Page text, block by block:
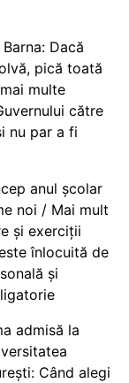
Dacă
pică toată
multe
către
nu par a fi
anul școlar
noi / Mai mult
și exerciții
înlocuită de
și
admisă la
Când alegi